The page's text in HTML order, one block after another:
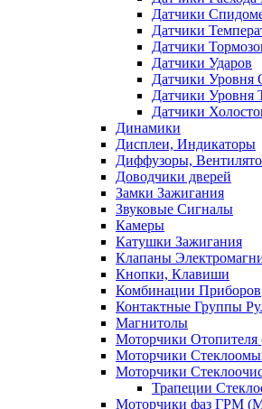
Датчики
Датчики
Датчики
Датчики Ударов
Датчики Уровня
Датчики Уровня
Датчики
Динамики
Дисплеи, Индикаторы
Диффузоры,
Доводчики дверей
Замки Зажигания
Звуковые Сигналы
Камеры
Катушки Зажигания
Клапаны
Кнопки, Клавиши
Комбинации Приборов
Контактные Группы
Магнитолы
Моторчики Отопителя
Моторчики
Моторчики
Трапеции
Моторчики фаз ГРМ